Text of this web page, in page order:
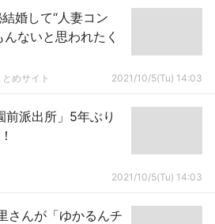
婚して“人妻コン
ないと思われたく
めサイト 2021/10/5(Tu) 14:03
前派出所」5年ぶり
2021/10/5(Tu) 14:03
さんが「ゆかるんチ